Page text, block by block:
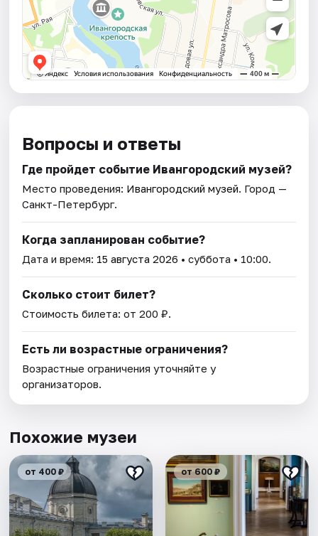
Вопросы и ответы
Где пройдет событие Ивангородский музей?
Место проведения: Ивангородский музей. Город —
Санкт-Петербург.
Когда запланирован событие?
Дата и время: 15 августа 2026 • суббота • 10:00.
Сколько стоит билет?
Стоимость билета: от 200 ₽.
Есть ли возрастные ограничения?
Возрастные ограничения уточняйте у
организаторов.
Похожие музеи
от 400 ₽ от 600 ₽